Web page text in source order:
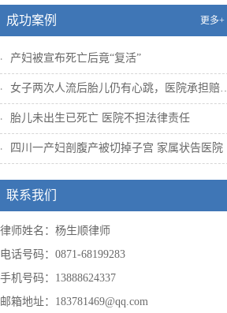
成功案例 更多+
产妇被宣布死亡后竟“复活”
女子两次人流后胎儿仍有心跳，医院承担赔偿...
胎儿未出生已死亡 医院不担法律责任
四川一产妇剖腹产被切掉子宫 家属状告医院
联系我们
律师姓名：杨生顺律师
电话号码：0871-68199283
手机号码：13888624337
邮箱地址：183781469@qq.com